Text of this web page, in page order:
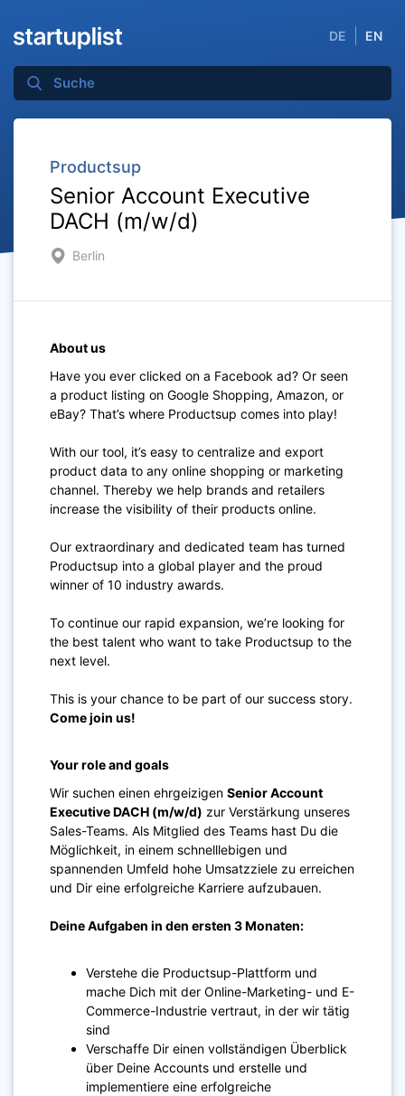
DE EN
Productsup
Senior Account Executive
DACH (m/w/d)
Berlin
About us
Have you ever clicked on a Facebook ad? Or seen
a product listing on Google Shopping, Amazon, or
eBay? That’s where Productsup comes into play!
With our tool, it’s easy to centralize and export
product data to any online shopping or marketing
channel. Thereby we help brands and retailers
increase the visibility of their products online.
Our extraordinary and dedicated team has turned
Productsup into a global player and the proud
winner of 10 industry awards.
To continue our rapid expansion, we’re looking for
the best talent who want to take Productsup to the
next level.
This is your chance to be part of our success story.
Come join us!
Your role and goals
Wir suchen einen ehrgeizigen Senior Account
Executive DACH (m/w/d) zur Verstärkung unseres
Sales-Teams. Als Mitglied des Teams hast Du die
Möglichkeit, in einem schnelllebigen und
spannenden Umfeld hohe Umsatzziele zu erreichen
und Dir eine erfolgreiche Karriere aufzubauen.
Deine Aufgaben in den ersten 3 Monaten:
Verstehe die Productsup-Plattform und
mache Dich mit der Online-Marketing- und E-
Commerce-Industrie vertraut, in der wir tätig
sind
Verschaffe Dir einen vollständigen Überblick
über Deine Accounts und erstelle und
implementiere eine erfolgreiche